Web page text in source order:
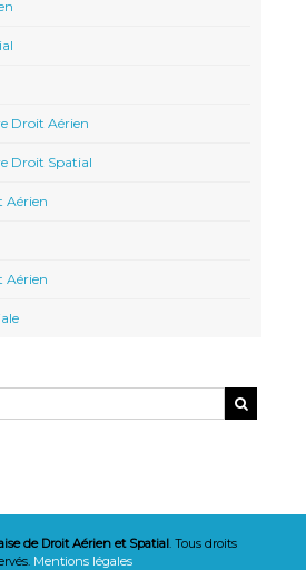
Droit Aérien
Droit Spatial
Aérien
Aérien
de Droit Aérien et Spatial. Tous droits
Mentions légales